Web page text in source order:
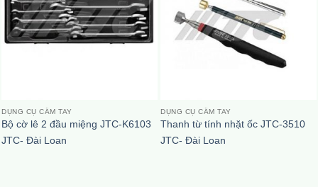
DỤNG CỤ CẦM TAY
Bộ cờ lê 2 đầu miệng JTC-K6103
JTC- Đài Loan
DỤNG CỤ CẦM TAY
Thanh từ tính nhặt ốc JTC-3510
JTC- Đài Loan